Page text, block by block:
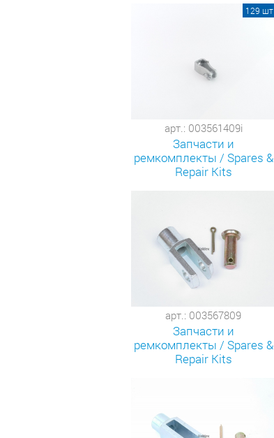
арт.: 003561409i
Запчасти и
ремкомплекты / Spares &
Repair Kits
129 шт
арт.: 003567809
Запчасти и
ремкомплекты / Spares &
Repair Kits